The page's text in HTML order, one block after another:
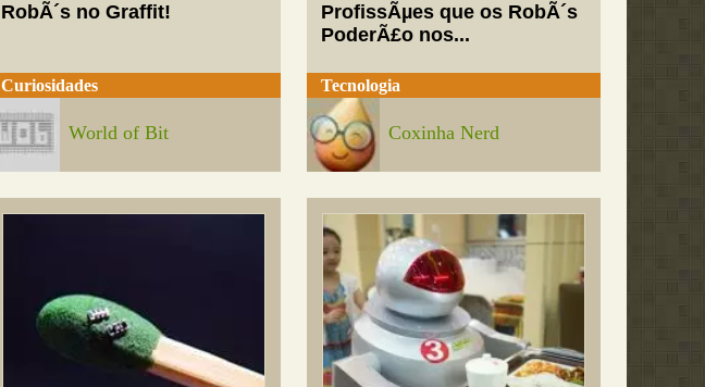
RobÃ´s no Graffit!
Curiosidades
World of Bit
ProfissÃµes que os RobÃ´s
PoderÃ£o nos...
Tecnologia
Coxinha Nerd